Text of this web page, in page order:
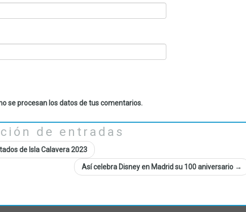
se procesan los datos de tus comentarios.
de entradas
de Isla Calavera 2023
Así celebra Disney en Madrid su 100 aniversario →